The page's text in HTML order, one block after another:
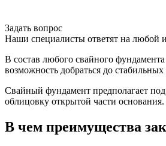
Задать вопрос
Наши специалисты ответят на любой
В состав любого свайного
возможность добраться до
Свайный фундамент предполагает
облицовку открытой части основания.
В чем преимущества